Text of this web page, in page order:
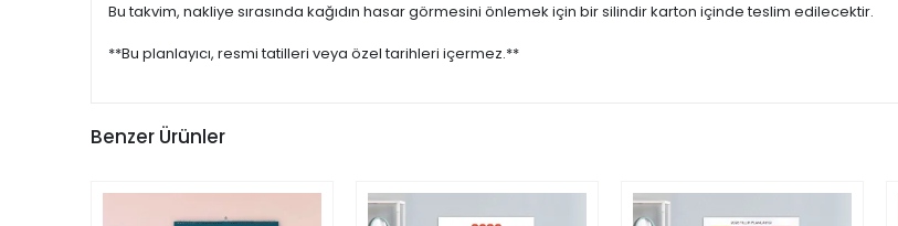
Bu takvim, nakliye sırasında kağıdın hasar görmesini önlemek için bir silindir karton içinde teslim edilecektir.
**Bu planlayıcı, resmi tatilleri veya özel tarihleri içermez.**
Benzer Ürünler